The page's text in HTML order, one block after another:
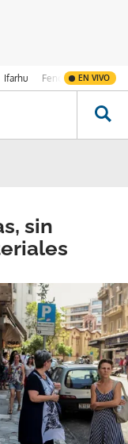
Ifarhu Fenómeno de El
EN VIVO
sin